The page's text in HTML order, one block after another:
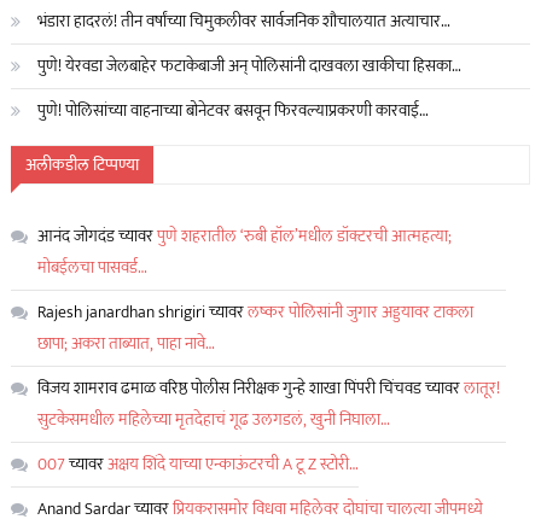
भंडारा हादरलं! तीन वर्षांच्या चिमुकलीवर सार्वजनिक शौचालयात अत्याचार…
पुणे! येरवडा जेलबाहेर फटाकेबाजी अन् पोलिसांनी दाखवला खाकीचा हिसका…
पुणे! पोलिसांच्या वाहनाच्या बोनेटवर बसवून फिरवल्याप्रकरणी कारवाई…
अलीकडील टिप्पण्या
आनंद जोगदंडच्यावरपुणे शहरातील ‘रुबी हॉल’मधील डॉक्टरची आत्महत्या;
मोबईलचा पासवर्ड…
Rajesh janardhan shrigiriच्यावरलष्कर पोलिसांनी जुगार अड्डयावर टाकला
छापा; अकरा ताब्यात, पाहा नावे…
विजय शामराव ढमाळ वरिष्ठ पोलीस निरीक्षक गुन्हे शाखा पिंपरी चिंचवडच्यावरलातूर!
सुटकेसमधील महिलेच्या मृतदेहाचं गूढ उलगडलं, खुनी निघाला…
007च्यावरअक्षय शिंदे याच्या एन्काऊंटरची A टू Z स्टोरी…
Anand Sardarच्यावरप्रियकरासमोर विधवा महिलेवर दोघांचा चालत्या जीपमध्ये